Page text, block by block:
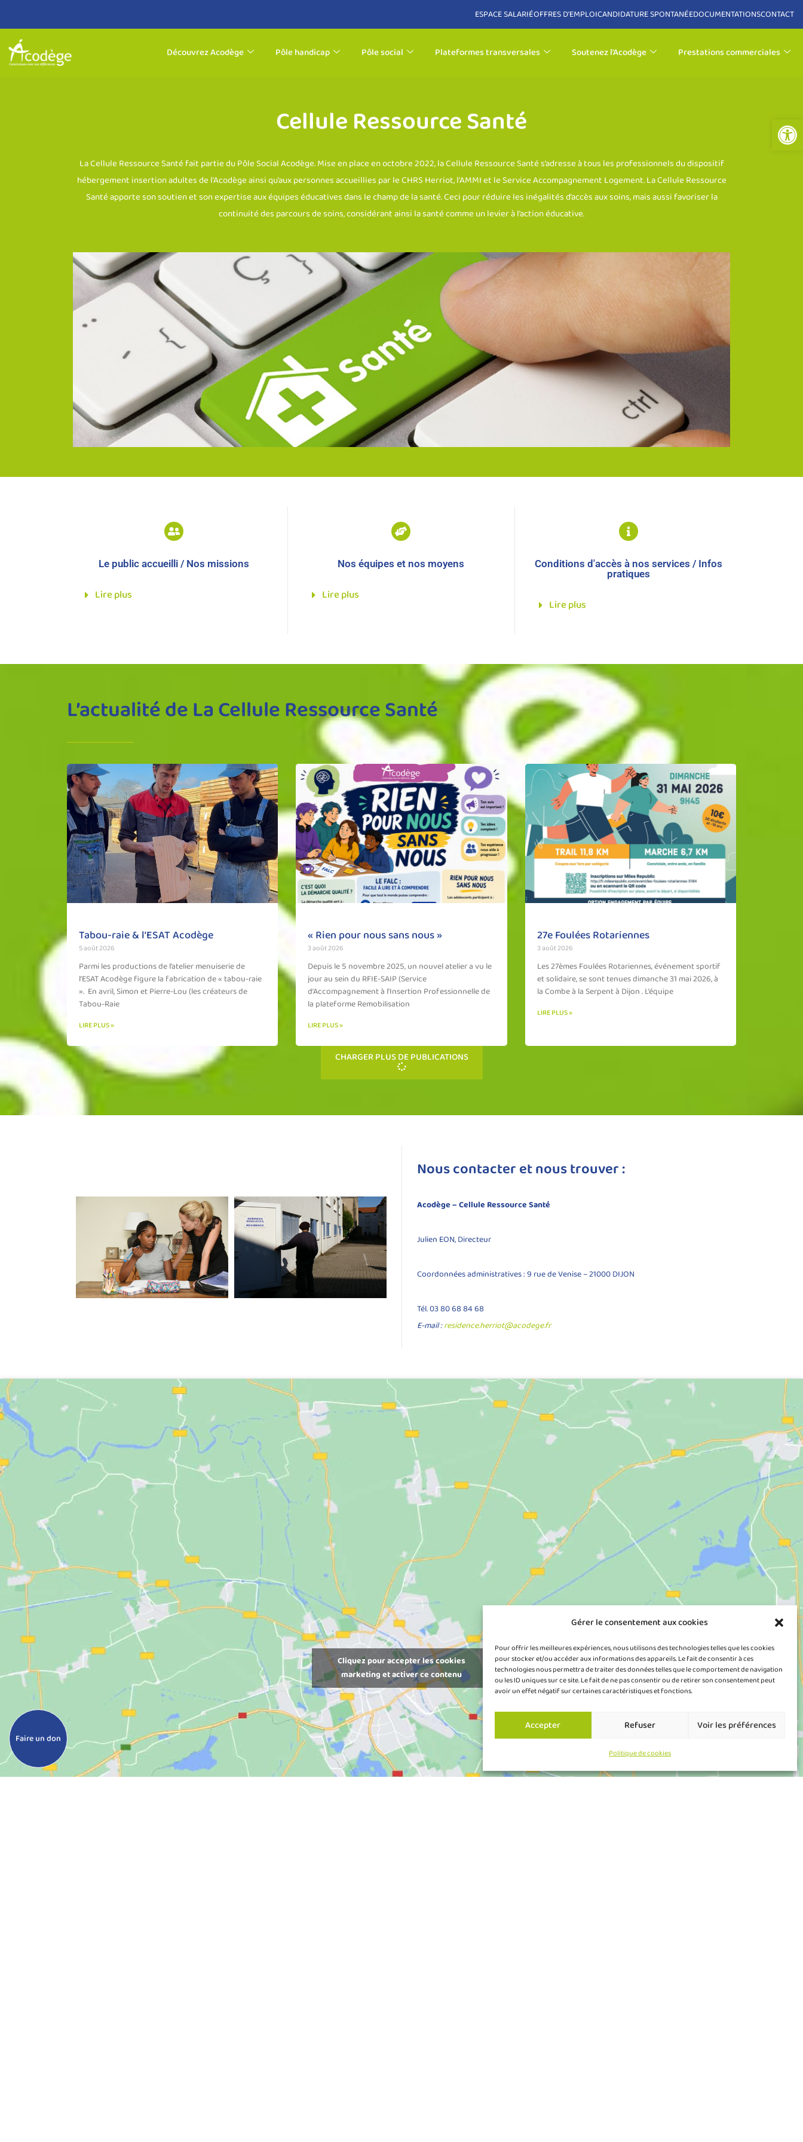
Ouvrir
Gérer le consentement aux cookies
Pour offrir les meilleures expériences, nous utilisons des technologies telles que les cookies
pour stocker et/ou accéder aux informations des appareils. Le fait de consentir à ces
technologies nous permettra de traiter des données telles que le comportement de navigation
ou les ID uniques sur ce site. Le fait de ne pas consentir ou de retirer son consentement peut
avoir un effet négatif sur certaines caractéristiques et fonctions.
Accepter Refuser Voir les préférences
Politique de cookies
Aller
au
contenu
ESPACE SALARIÉOFFRES D'EMPLOICANDIDATURE SPONTANÉEDOCUMENTATIONSCONTACT
Découvrez Acodège Pôle handicap Pôle social Plateformes transversales Soutenez l’Acodège Prestations commerciales
Cellule Ressource Santé
La Cellule Ressource Santé fait partie du Pôle Social Acodège. Mise en place en octobre 2022, la Cellule Ressource Santé s’adresse à tous les professionnels du dispositif
hébergement insertion adultes de l’Acodège ainsi qu’aux personnes accueillies par le CHRS Herriot, l’AMMI et le Service Accompagnement Logement. La Cellule Ressource
Santé apporte son soutien et son expertise aux équipes éducatives dans le champ de la santé. Ceci pour réduire les inégalités d’accès aux soins, mais aussi favoriser la
continuité des parcours de soins, considérant ainsi la santé comme un levier à l’action éducative.
Le public accueilli / Nos missions
Lire plus
Nos équipes et nos moyens
Lire plus
Conditions d'accès à nos services / Infos
pratiques
Lire plus
L’actualité de La Cellule Ressource Santé
Tabou-raie & l’ESAT Acodège
5 août 2026
Parmi les productions de l’atelier menuiserie de
l’ESAT Acodège figure la fabrication de « tabou-raie
». En avril, Simon et Pierre-Lou (les créateurs de
Tabou-Raie
LIRE PLUS »
« Rien pour nous sans nous »
3 août 2026
Depuis le 5 novembre 2025, un nouvel atelier a vu le
jour au sein du RFIE-SAIP (Service
d’Accompagnement à l’Insertion Professionnelle de
la plateforme Remobilisation
LIRE PLUS »
27e Foulées Rotariennes
3 août 2026
Les 27èmes Foulées Rotariennes, événement sportif
et solidaire, se sont tenues dimanche 31 mai 2026, à
la Combe à la Serpent à Dijon . L’équipe
LIRE PLUS »
CHARGER PLUS DE PUBLICATIONS
Nous contacter et nous trouver :
Acodège – Cellule Ressource Santé
Julien EON, Directeur
Coordonnées administratives : 9 rue de Venise – 21000 DIJON
Tél. 03 80 68 84 68
E-mail :residence.herriot@acodege.fr
Cliquez pour accepter les cookies
marketing et activer ce contenu
Faire un don